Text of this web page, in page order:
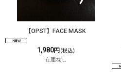
【OPST】FACE MASK
1,980円 (税込)
在庫なし